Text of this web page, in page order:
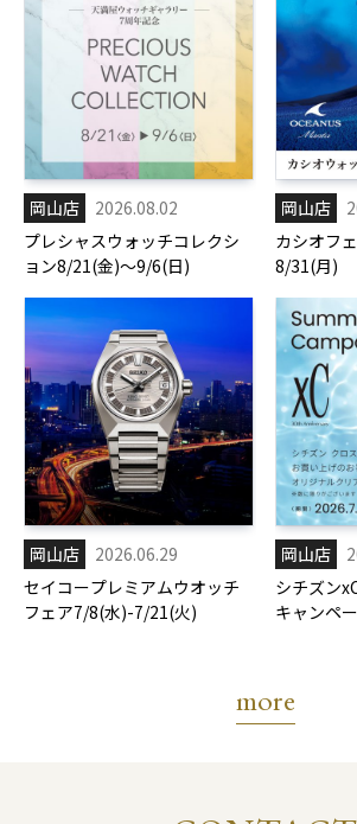
岡山店
2026.08.02
プレシャスウォッチコレクシ
ョン8/21(金)～9/6(日)
岡山店
カシオフ
8/31(月)
岡山店
2026.06.29
セイコープレミアムウオッチ
フェア7/8(水)-7/21(火)
岡山店
シチズン
キャンペ
more